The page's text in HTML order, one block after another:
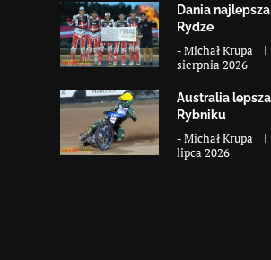
Dania
Rydze
-Michał Krupa
sierpnia 2026
Australia
Rybniku
-Michał Krupa
lipca 2026